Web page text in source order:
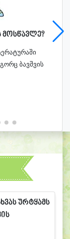
მოსწავლე?
ბავშვის
ურტყამს